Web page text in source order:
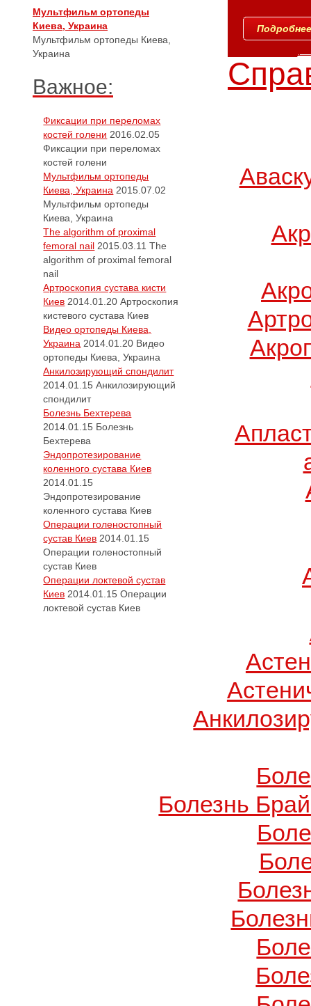
Мультфильм ортопеды
Киева, Украина
Мультфильм ортопеды Киева,
Украина
Важное:
Фиксации при переломах
костей голени 2016.02.05
Фиксации при переломах
костей голени
Мультфильм ортопеды
Киева, Украина 2015.07.02
Мультфильм ортопеды
Киева, Украина
The algorithm of proximal
femoral nail 2015.03.11 The
algorithm of proximal femoral
nail
Артроскопия сустава кисти
Киев 2014.01.20 Артроскопия
кистевого сустава Киев
Видео ортопеды Киева,
Украина 2014.01.20 Видео
ортопеды Киева, Украина
Анкилозирующий спондилит
2014.01.15 Анкилозирующий
спондилит
Болезнь Бехтерева
2014.01.15 Болезнь
Бехтерева
Эндопротезирование
коленного сустава Киев
2014.01.15
Эндопротезирование
коленного сустава Киев
Операции голеностопный
сустав Киев 2014.01.15
Операции голеностопный
сустав Киев
Операции локтевой сустав
Киев 2014.01.15 Операции
локтевой сустав Киев
Болезнь